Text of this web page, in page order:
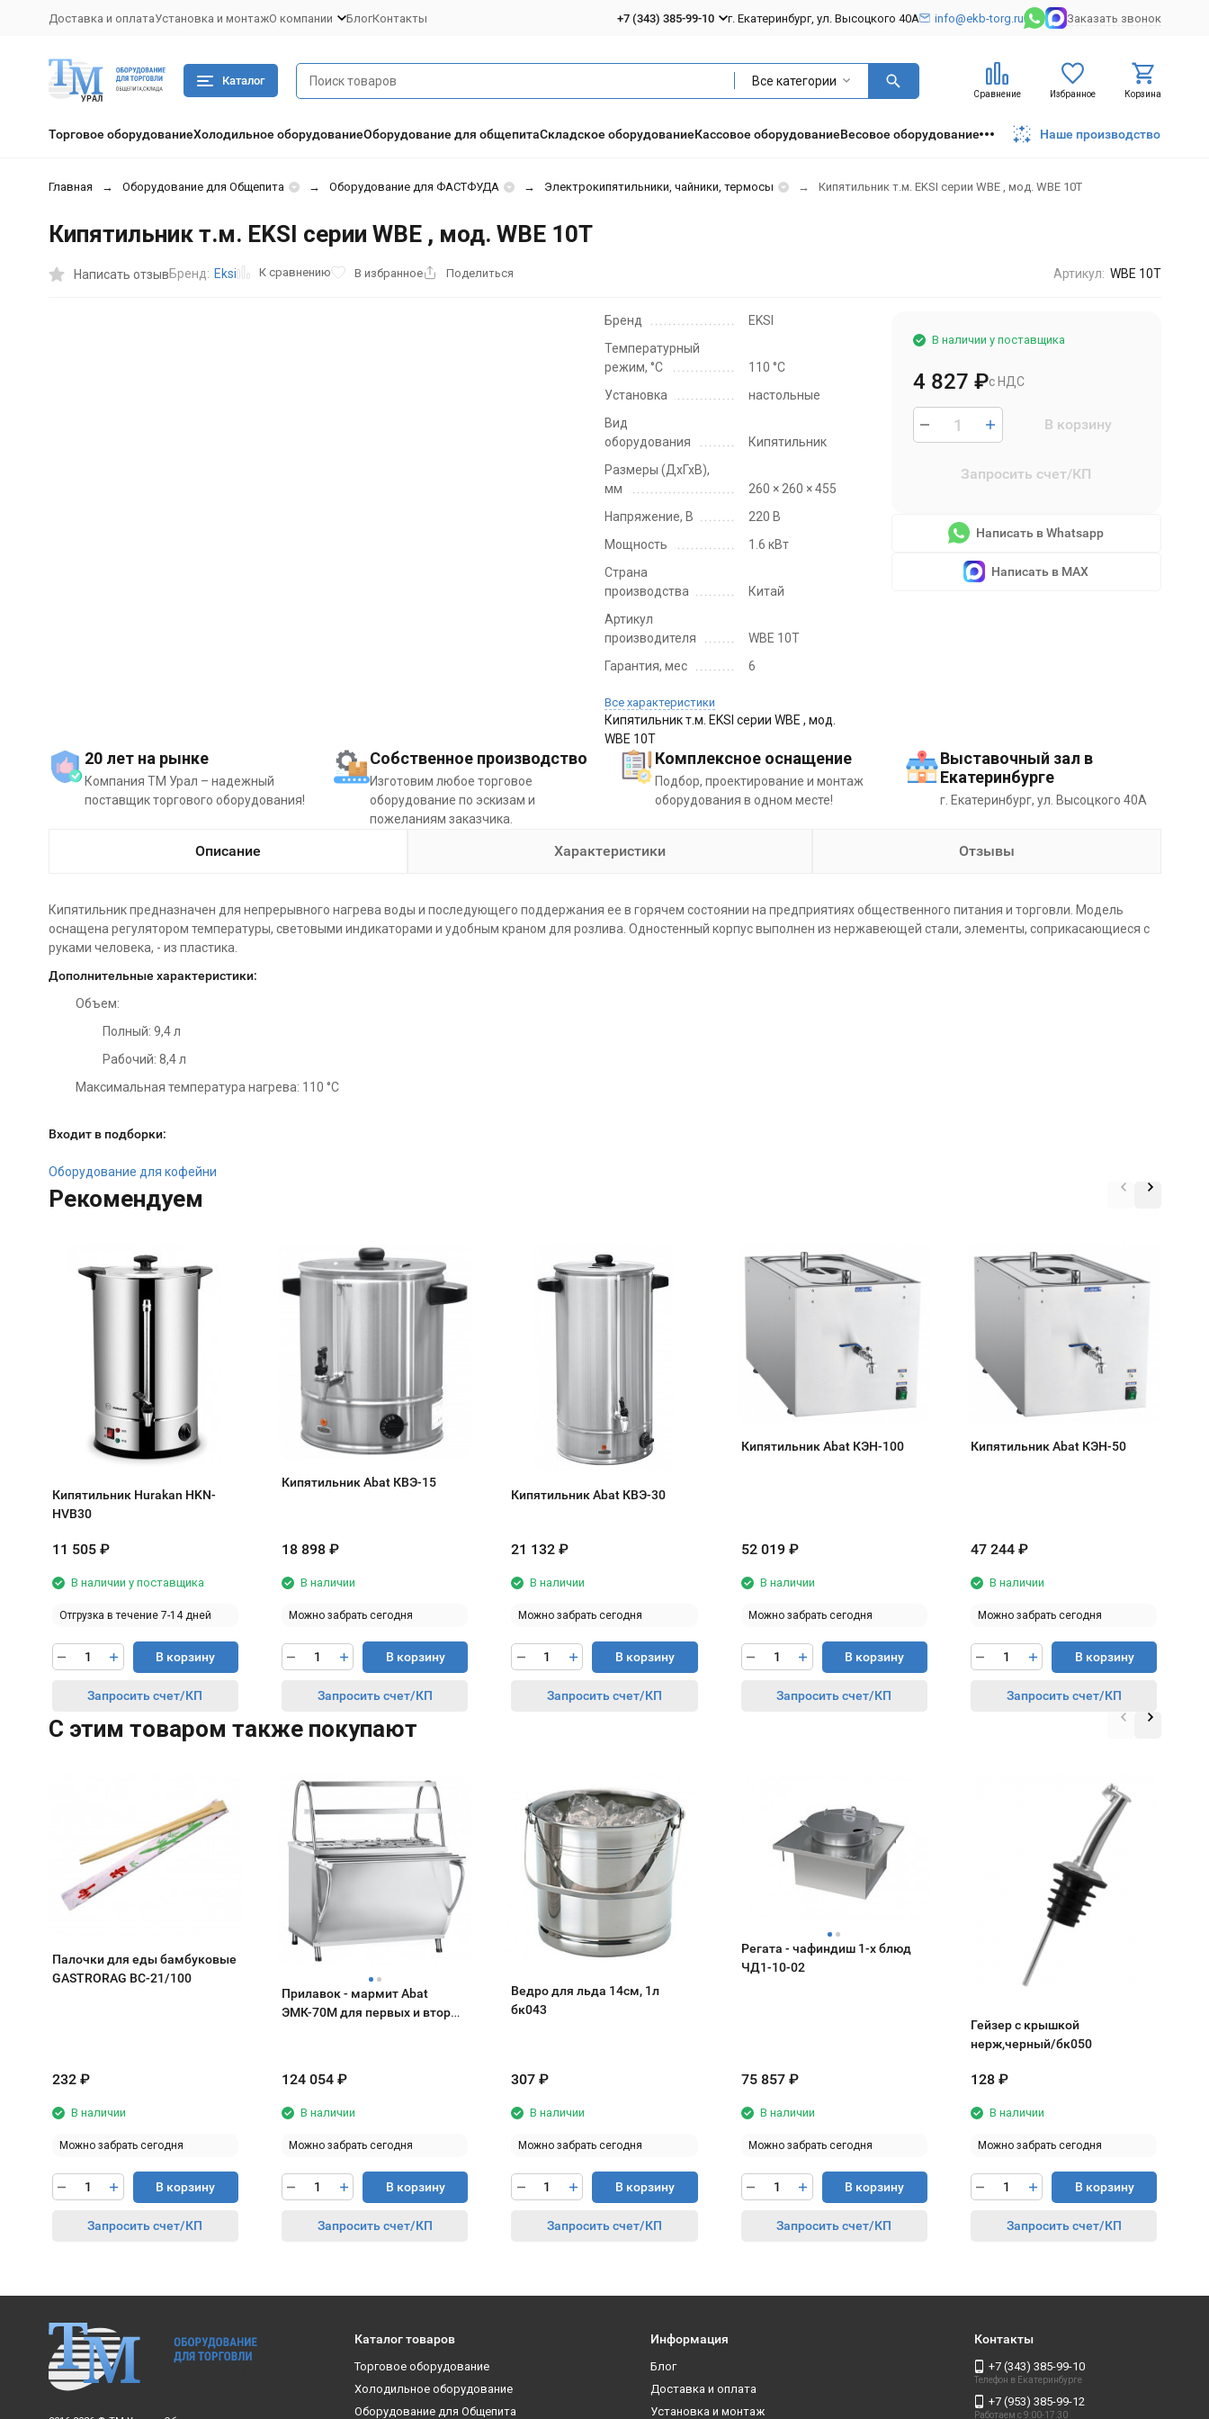
Доставка и оплатаУстановка и монтажО компании БлогКонтакты +7 (343) 385-99-10 г. Екатеринбург, ул. Высоцкого 40А info@ekb-torg.ru Заказать звонок
Каталог Все категории
Сравнение Избранное Корзина
Торговое оборудованиеХолодильное оборудованиеОборудование для общепитаСкладское оборудованиеКассовое оборудованиеВесовое оборудование Наше производство
Главная Оборудование для Общепита Оборудование для ФАСТФУДА Электрокипятильники, чайники, термосы Кипятильник т.м. EKSI серии WBE , мод. WBE 10Т
Кипятильник т.м. EKSI серии WBE , мод. WBE 10Т
Написать отзывБренд: Eksi К сравнению В избранное Поделиться Артикул: WBE 10Т
Кипятильник т.м. EKSI серии WBE , мод.
WBE 10Т
Бренд
EKSI
Температурный
режим, °C
110 °С
Установка
настольные
Вид
оборудования
Кипятильник
Размеры (ДхГхВ),
мм
260 × 260 × 455
Напряжение, В
220 В
Мощность
1.6 кВт
Страна
производства
Китай
Артикул
производителя
WBE 10Т
Гарантия, мес
6
Все характеристики
В наличии у поставщика
с НДС
4 827 ₽
В корзину
Запросить счет/КП
Написать в Whatsapp
Написать в MAX
20 лет на рынке
Компания ТМ Урал – надежный
поставщик торгового оборудования!
Собственное производство
Изготовим любое торговое
оборудование по эскизам и
пожеланиям заказчика.
Комплексное оснащение
Подбор, проектирование и монтаж
оборудования в одном месте!
Выставочный зал в
Екатеринбурге
г. Екатеринбург, ул. Высоцкого 40А
Описание Характеристики Отзывы
Кипятильник предназначен для непрерывного нагрева воды и последующего поддержания ее в горячем состоянии на предприятиях общественного питания и торговли. Модель
оснащена регулятором температуры, световыми индикаторами и удобным краном для розлива. Одностенный корпус выполнен из нержавеющей стали, элементы, соприкасающиеся с
руками человека, - из пластика.
Дополнительные характеристики:
Объем:
Полный: 9,4 л
Рабочий: 8,4 л
Максимальная температура нагрева: 110 °C
Входит в подборки:
Оборудование для кофейни
Рекомендуем
Кипятильник Hurakan HKN-
HVВ30
11 505 ₽
В наличии у поставщика
Отгрузка в течение 7-14 дней
В корзину
Запросить счет/КП
Кипятильник Abat КВЭ-15
18 898 ₽
В наличии
Можно забрать сегодня
В корзину
Запросить счет/КП
Кипятильник Abat КВЭ-30
21 132 ₽
В наличии
Можно забрать сегодня
В корзину
Запросить счет/КП
Кипятильник Abat КЭН-100
52 019 ₽
В наличии
Можно забрать сегодня
В корзину
Запросить счет/КП
Кипятильник Abat КЭН-50
47 244 ₽
В наличии
Можно забрать сегодня
В корзину
Запросить счет/КП
C этим товаром также покупают
Палочки для еды бамбуковые
GASTRORAG BC-21/100
232 ₽
В наличии
Можно забрать сегодня
В корзину
Запросить счет/КП
Прилавок - мармит Abat
ЭМК-70М для первых и вторых
124 054 ₽
В наличии
Можно забрать сегодня
В корзину
Запросить счет/КП
Ведро для льда 14см, 1л
бк043
307 ₽
В наличии
Можно забрать сегодня
В корзину
Запросить счет/КП
Регата - чафиндиш 1-х блюд
ЧД1-10-02
75 857 ₽
В наличии
Можно забрать сегодня
В корзину
Запросить счет/КП
Гейзер с крышкой
нерж,черный/бк050
128 ₽
В наличии
Можно забрать сегодня
В корзину
Запросить счет/КП
Каталог товаров
Торговое оборудование
Холодильное оборудование
Оборудование для Общепита
Информация
Блог
Доставка и оплата
Установка и монтаж
Контакты
+7 (343) 385-99-10
Телефон в Екатеринбурге
+7 (953) 385-99-12
Работаем с 9:00-17:30